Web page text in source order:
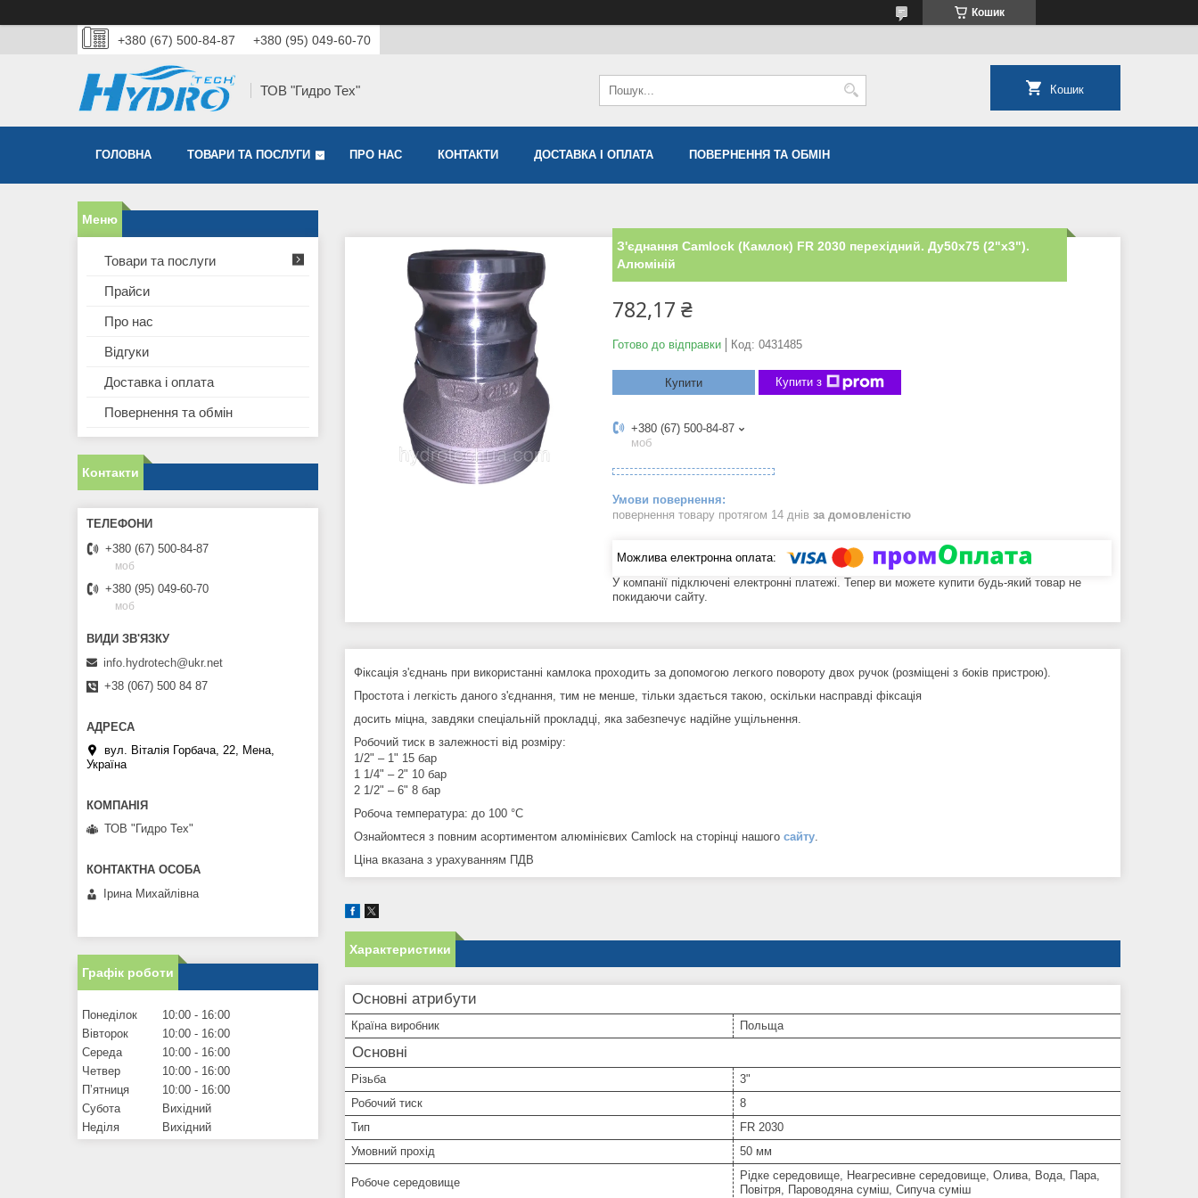
Кошик
+380 (67) 500-84-87 +380 (95) 049-60-70
ТОВ "Гидро Тех" Кошик
ГОЛОВНА ТОВАРИ ТА ПОСЛУГИ ПРО НАС КОНТАКТИ ДОСТАВКА І ОПЛАТА ПОВЕРНЕННЯ ТА ОБМІН
З'єднання Camlock (Камлок) FR 2030 перехідний. Ду50х75 (2"х3").
Алюміній
782,17 ₴
Готово до відправки Код: 0431485
Купити Купити з
+380 (67) 500-84-87
моб
повернення товару протягом 14 днів за домовленістю
У компанії підключені електронні платежі. Тепер ви можете купити будь-який товар не
покидаючи сайту.
Фіксація з'єднань при використанні камлока проходить за допомогою легкого повороту двох ручок (розміщені з боків пристрою).
Простота і легкість даного з'єднання, тим не менше, тільки здається такою, оскільки насправді фіксація
досить міцна, завдяки спеціальній прокладці, яка забезпечує надійне ущільнення.
Робочий тиск в залежності від розміру:
1/2" – 1" 15 бар
1 1/4" – 2" 10 бар
2 1/2" – 6" 8 бар
Робоча температура: до 100 °C
Ознайомтеся з повним асортиментом алюмінієвих Camlock на сторінці нашого сайту
Ціна вказана з урахуванням ПДВ
Характеристики
Основні атрибути
Країна виробник Польща
Основні
Різьба
3"
Робочий тиск
8
Тип
FR 2030
Умовний прохід
50 мм
Робоче середовище
Рідке середовище, Неагресивне середовище, Олива, Вода, Пара,
Повітря, Пароводяна суміш, Сипуча суміш
Товари та послуги
Прайси
Про нас
Відгуки
Доставка і оплата
Повернення та обмін
Контакти
+380 (67) 500-84-87
моб
+380 (95) 049-60-70
моб
info.hydrotech@ukr.net
+38 (067) 500 84 87
вул. Віталія Горбача, 22, Мена,
Україна
ТОВ "Гидро Тех"
Ірина Михайлівна
Графік роботи
Понеділок 10:00
16:00
Вівторок
10:00
16:00
Середа
10:00
16:00
Четвер
10:00
16:00
Пʼятниця
10:00
16:00
Субота
Вихідний
Неділя
Вихідний